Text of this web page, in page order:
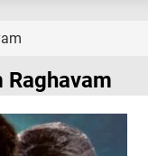
Raghavam